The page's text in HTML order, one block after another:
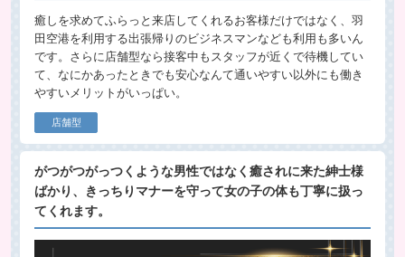
癒しを求めてふらっと来店してくれるお客様だけではなく、羽
田空港を利用する出張帰りのビジネスマンなども利用も多いん
です。さらに店舗型なら接客中もスタッフが近くで待機してい
て、なにかあったときでも安心なんて通いやすい以外にも働き
やすいメリットがいっぱい。
店舗型
がつがつがっつくような男性ではなく癒されに来た紳士様
ばかり、きっちりマナーを守って女の子の体も丁寧に扱っ
てくれます。